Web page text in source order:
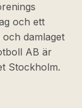
och ett
damlaget
AB är
Stockholm.